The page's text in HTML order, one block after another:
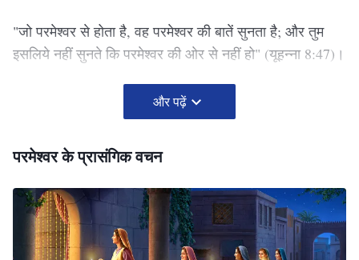
"जो परमेश्‍वर से होता है, वह परमेश्‍वर की बातें सुनता है; और तुम
इसलिये नहीं सुनते कि परमेश्‍वर की ओर से नहीं हो" (यूहन्ना 8:47) ।
और पढ़ें
परमेश्वर के प्रासंगिक वचन